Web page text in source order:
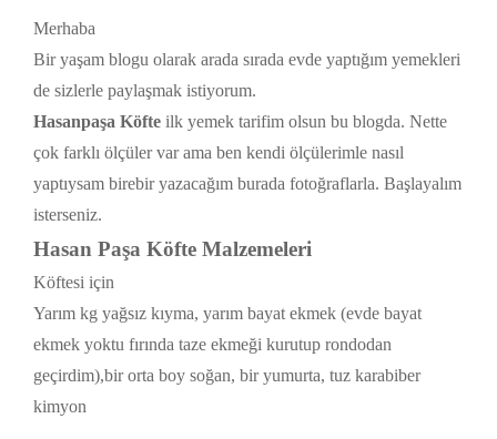
Merhaba
Bir yaşam blogu olarak arada sırada evde yaptığım yemekleri
de sizlerle paylaşmak istiyorum.
Hasanpaşa Köfte ilk yemek tarifim olsun bu blogda. Nette
çok farklı ölçüler var ama ben kendi ölçülerimle nasıl
yaptıysam birebir yazacağım burada fotoğraflarla. Başlayalım
isterseniz.
Hasan Paşa Köfte Malzemeleri
Köftesi için
Yarım kg yağsız kıyma, yarım bayat ekmek (evde bayat
ekmek yoktu fırında taze ekmeği kurutup rondodan
geçirdim),bir orta boy soğan, bir yumurta, tuz karabiber
kimyon